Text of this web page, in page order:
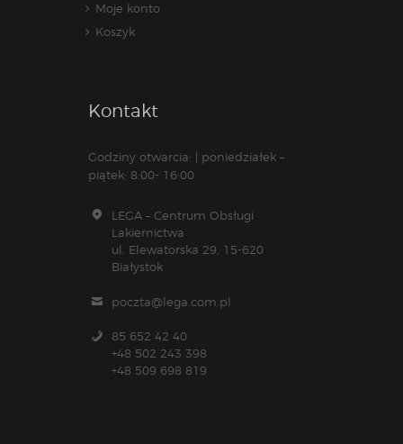
Moje konto
Koszyk
Kontakt
Godziny otwarcia: | poniedziałek –
piątek: 8:00- 16:00
LEGA – Centrum Obsługi
Lakiernictwa
ul. Elewatorska 29, 15-620
Białystok
poczta@lega.com.pl
85 652 42 40
+48 502 243 398
+48 509 698 819